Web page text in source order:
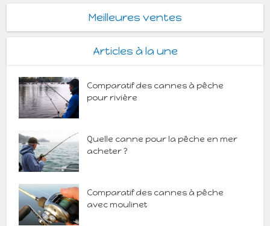
Meilleures ventes
Articles à la une
Comparatif des cannes à pêche
pour rivière
Quelle canne pour la pêche en mer
acheter ?
Comparatif des cannes à pêche
avec moulinet